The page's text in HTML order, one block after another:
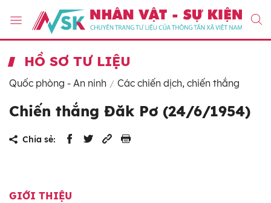
HỒ SƠ TƯ LIỆU
Quốc phòng - An ninh Các chiến dịch, chiến thắng
Chiến thắng Đăk Pơ (24/6/1954)
Chia sẻ:
GIỚI THIỆU